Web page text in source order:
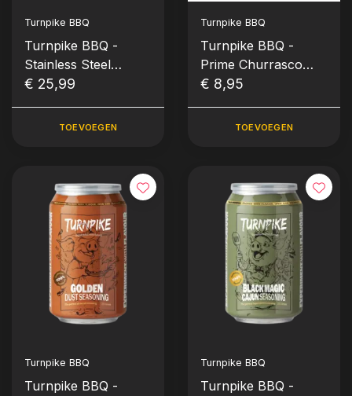
Turnpike BBQ
Turnpike BBQ -
Stainless Steel
Marinade Injector Kit
€ 25,99
TOEVOEGEN
Turnpike BBQ
Turnpike BBQ -
Prime Churrasco
Seasoning (235
€ 8,95
TOEVOEGEN
Turnpike BBQ
Turnpike BBQ -
Turnpike BBQ
Turnpike BBQ -